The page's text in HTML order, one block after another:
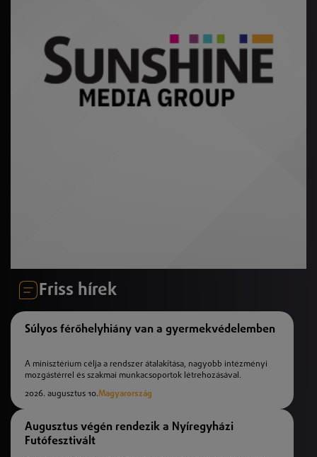
Friss hírek
Súlyos férőhelyhiány van a gyermekvédelemben
A minisztérium célja a rendszer átalakítása, nagyobb intézményi
mozgástérrel és szakmai munkacsoportok létrehozásával.
2026. augusztus 10.Magyarország
Augusztus végén rendezik a Nyíregyházi
Futófesztivált